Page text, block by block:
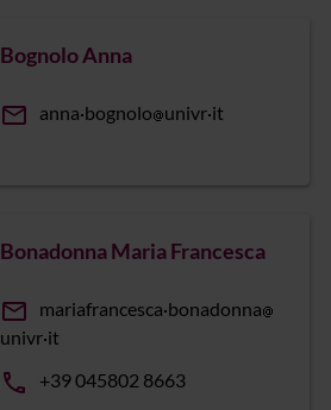
Bognolo Anna
email anna bognolo univr it
Bonadonna Maria Francesca
email mariafrancesca bonadonna
univr it
phone +39 045802 8663